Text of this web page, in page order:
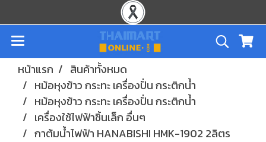
หน้าแรก
สินค้าทั้งหมด
หม้อหุงข้าว กระทะ เครื่องปั่น กระติกน้ำ
หม้อหุงข้าว กระทะ เครื่องปั่น กระติกน้ำ
เครื่องใช้ไฟฟ้าชิ้นเล็ก อื่นๆ
กาต้มน้ำไฟฟ้า HANABISHI HMK-1902 2ลิตร